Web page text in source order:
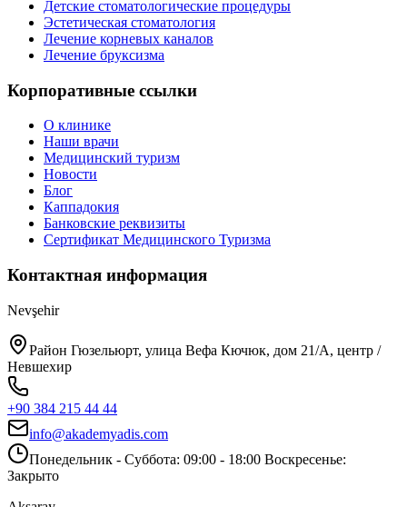
Детские стоматологические процедуры
Эстетическая стоматология
Лечение корневых каналов
Лечение бруксизма
Корпоративные ссылки
О клинике
Наши врачи
Медицинский туризм
Новости
Блог
Каппадокия
Банковские реквизиты
Сертификат Медицинского Туризма
Контактная информация
Nevşehir
Район Гюзельюрт, улица Вефа Кючюк, дом 21/A, центр /
Невшехир
+90 384 215 44 44
info@akademyadis.com
Понедельник - Суббота: 09:00 - 18:00 Воскресенье:
Закрыто